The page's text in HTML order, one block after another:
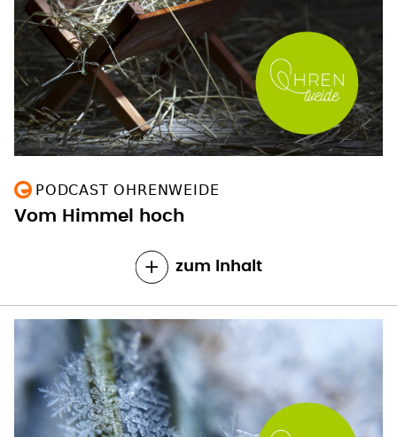
PODCAST OHRENWEIDE
Vom Himmel hoch
zum Inhalt